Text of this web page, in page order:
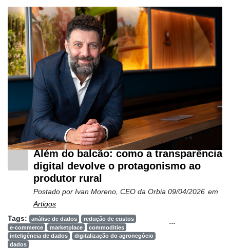
Além do balcão: como a transparência
digital devolve o protagonismo ao
produtor rural
Postado por Ivan Moreno, CEO da Orbia 09/04/2026 em
Artigos
...
Tags: análise de dados
redução de custos
e-commerce
marketplace
commodities
inteligência de dados
digitalização do agronegócio
dados